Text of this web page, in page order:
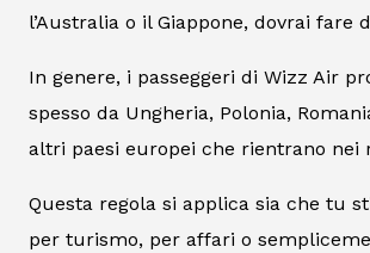
l’Australia o il Giappone, dovrai fare
In genere, i passeggeri di Wizz Air
spesso da Ungheria, Polonia,
altri paesi europei che rientrano nei
Questa regola si applica sia che tu
per turismo, per affari o